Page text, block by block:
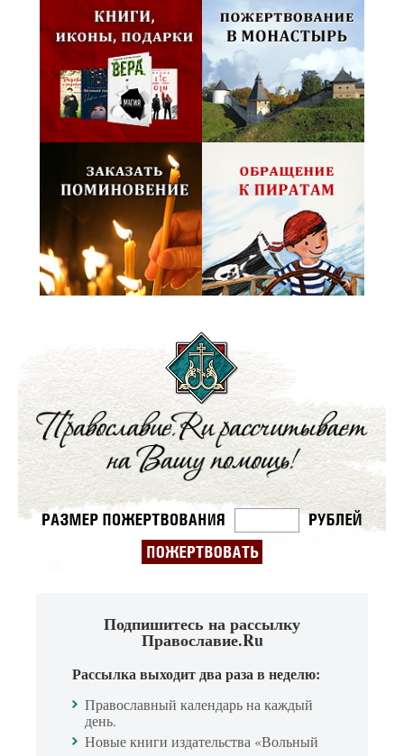
Подпишитесь на рассылку
Православие.Ru
Рассылка выходит два раза в неделю:
Православный календарь на каждый
день.
Новые книги издательства «Вольный